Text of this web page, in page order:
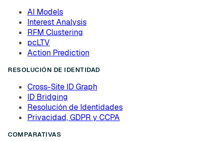
AI Models
Interest Analysis
RFM Clustering
pcLTV
Action Prediction
RESOLUCIÓN DE IDENTIDAD
Cross-Site ID Graph
ID Bridging
Resolución de Identidades
Privacidad, GDPR y CCPA
COMPARATIVAS